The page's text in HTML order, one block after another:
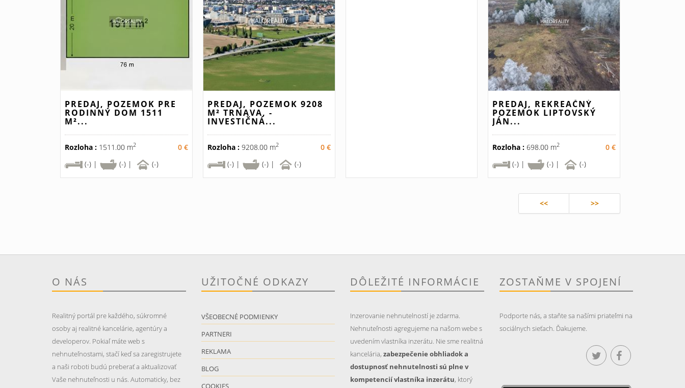
PREDAJ, POZEMOK PRE
RODINNÝ DOM 1511
M²...
Rozloha : 1511.00 m2
0 €
(-) |
(-) | (-)
PREDAJ, POZEMOK 9208
M² TRNAVA, -
INVESTIČNÁ...
Rozloha :9208.00 m2
0 €
(-) |
(-) | (-)
PREDAJ, REKREAČNÝ
POZEMOK LIPTOVSKÝ
JÁN...
Rozloha : 698.00 m2
0 €
(-) |
(-) | (-)
<< >>
O NÁS
Realitný portál pre každého, súkromné
osoby aj realitné kancelárie, agentúry a
developerov. Pokiaľ máte web s
nehnuteľnostami, stačí keď sa zaregistrujete
a naši roboti budú preberať a aktualizovať
Vaše nehnuteľnosti u nás. Automaticky, bez
UŽITOČNÉ ODKAZY
VŠEOBECNÉ PODMIENKY
PARTNERI
REKLAMA
BLOG
COOKIES
DÔLEŽITÉ INFORMÁCIE
Inzerovanie nehnutelností je zdarma.
Nehnuteľnosti agregujeme na našom webe s
uvedením vlastníka inzerátu. Nie sme realitná
kancelária, zabezpečenie obhliadok a
dostupnosť nehnutelnosti sú plne v
kompetencií vlastníka inzerátu, ktorý
ZOSTAŇME V SPOJENÍ
Podporte nás, a staňte sa našími priateľmi na
sociálnych sieťach. Ďakujeme.